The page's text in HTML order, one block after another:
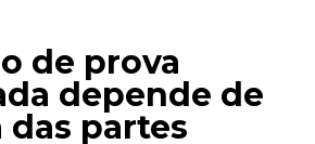
de prova
depende de
partes